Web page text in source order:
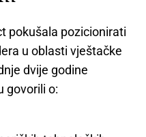
pokušala pozicionirati
u oblasti vještačke
dvije godine
govorili o: